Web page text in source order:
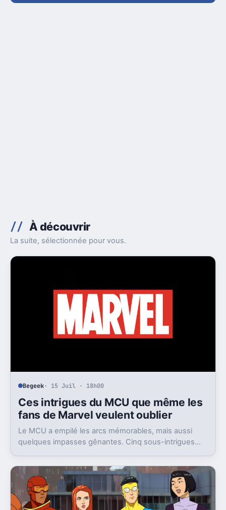
À découvrir
La suite, sélectionnée pour vous.
Begeek· 15 Juil · 18h00
Ces intrigues du MCU que même les
fans de Marvel veulent oublier
Le MCU a empilé les arcs mémorables, mais aussi
quelques impasses gênantes. Cinq sous-intrigues